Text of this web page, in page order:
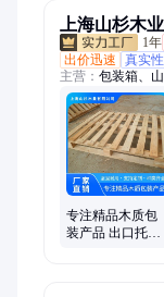
上海山杉木
1年
出价迅速
真实
主营： 包装箱、
欧标托盘、物流
箱、复合托盘、
制箱子、物流包
材、实木垫板、
专注精品木质包
装产品 出口托盘